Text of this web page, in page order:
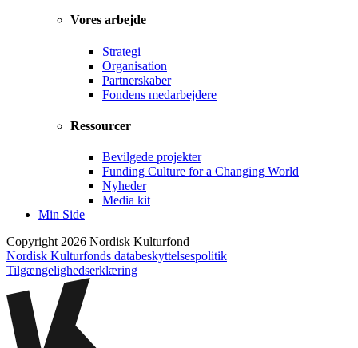
Vores arbejde
Strategi
Organisation
Partnerskaber
Fondens medarbejdere
Ressourcer
Bevilgede projekter
Funding Culture for a Changing World
Nyheder
Media kit
Min Side
Copyright 2026 Nordisk Kulturfond
Nordisk Kulturfonds databeskyttelsespolitik
Tilgængelighedserklæring